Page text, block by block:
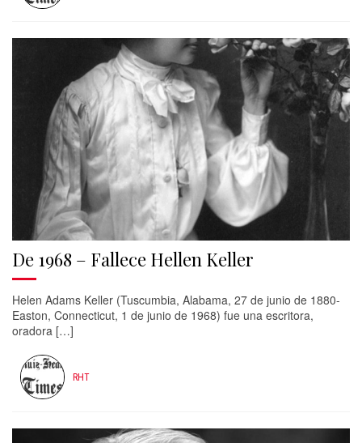
De 1968 – Fallece Hellen Keller
Helen Adams Keller (Tuscumbia, Alabama, 27 de junio de 1880-
Easton, Connecticut, 1 de junio de 1968) fue una escritora,
oradora […]
RHT